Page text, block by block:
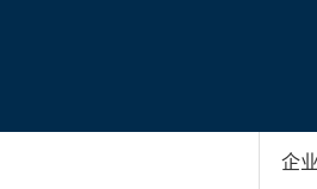
企